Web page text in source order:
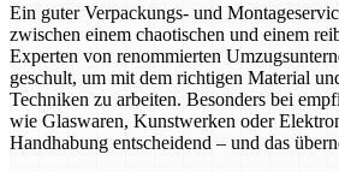
Ein guter Verpackungs- und
zwischen einem chaotischen und einem
Experten von renommierten
geschult, um mit dem richtigen Material
Techniken zu arbeiten. Besonders bei
wie Glaswaren, Kunstwerken oder
Handhabung entscheidend – und das